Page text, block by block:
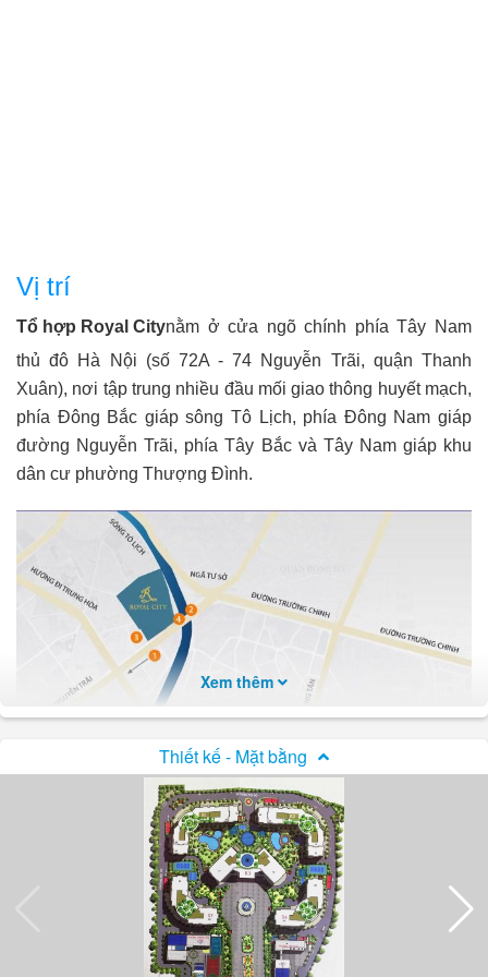
Vị trí
Tổ hợp Royal Citynằm ở cửa ngõ chính phía Tây Nam
thủ đô Hà Nội (số 72A - 74 Nguyễn Trãi, quận Thanh
Xuân), nơi tập trung nhiều đầu mối giao thông huyết mạch,
phía Đông Bắc giáp sông Tô Lịch, phía Đông Nam giáp
đường Nguyễn Trãi, phía Tây Bắc và Tây Nam giáp khu
dân cư phường Thượng Đình.
Vị trí dự án Royal City
Khu căn hộ đẳng cấp và sang trọng tại
Xem thêm
Thiết kế - Mặt bằng